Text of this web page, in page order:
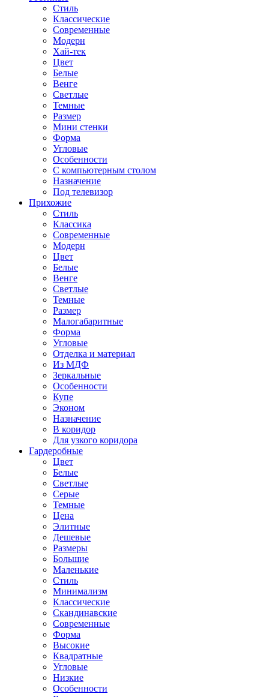
Стиль
Классические
Современные
Модерн
Хай-тек
Цвет
Белые
Венге
Светлые
Темные
Размер
Мини стенки
Форма
Угловые
Особенности
С компьютерным столом
Назначение
Под телевизор
Прихожие
Стиль
Классика
Современные
Модерн
Цвет
Белые
Венге
Светлые
Темные
Размер
Малогабаритные
Форма
Угловые
Отделка и материал
Из МДФ
Зеркальные
Особенности
Купе
Эконом
Назначение
В коридор
Для узкого коридора
Гардеробные
Цвет
Белые
Светлые
Серые
Темные
Цена
Элитные
Дешевые
Размеры
Большие
Маленькие
Стиль
Минимализм
Классические
Скандинавские
Современные
Форма
Высокие
Квадратные
Угловые
Низкие
Особенности